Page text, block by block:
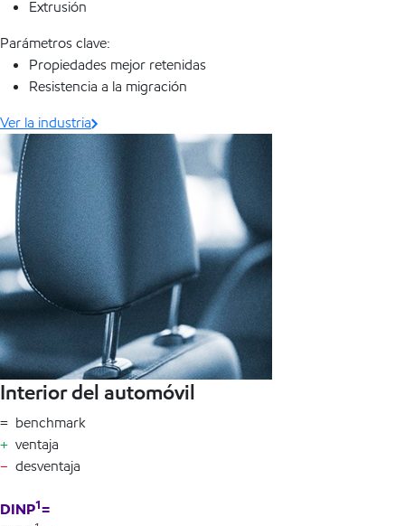
Extrusión
Parámetros clave:
Propiedades mejor retenidas
Resistencia a la migración
Ver la industria
Interior del automóvil
= benchmark
+ ventaja
– desventaja
DINP1=